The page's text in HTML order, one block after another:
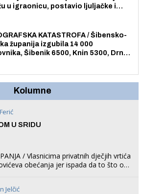
u igraonicu, postavio ljuljačke i
KATASTROFA / Šibensko-
županija izgubila 14 000
Šibenik 6500, Knin 5300, Drniš
Kolumne
U SRIDU
/ Vlasnicima privatnih dječjih vrtića
obećanja jer ispada da to što oni
Jelčić